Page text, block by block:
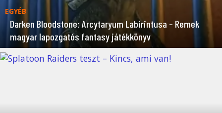
EGYÉB
Darken Bloodstone: Arcytaryum Labirintusa – Remek
magyar lapozgatós fantasy játékkönyv